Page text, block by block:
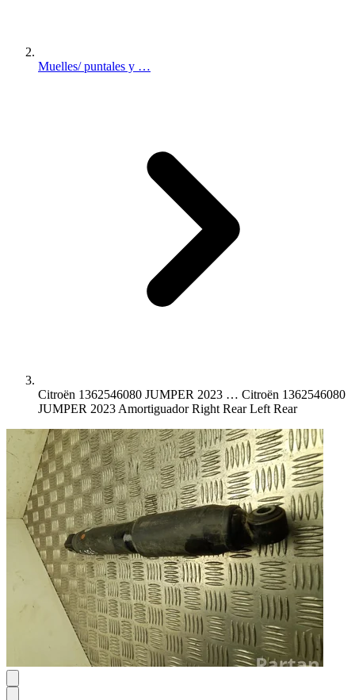
Muelles/ puntales y …
Citroën 1362546080 JUMPER 2023 … Citroën 1362546080
JUMPER 2023 Amortiguador Right Rear Left Rear